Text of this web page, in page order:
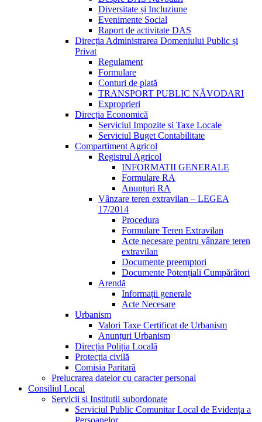
Diversitate și Incluziune
Evenimente Social
Raport de activitate DAS
Direcția Administrarea Domeniului Public și
Privat
Regulament
Formulare
Conturi de plată
TRANSPORT PUBLIC NĂVODARI
Exproprieri
Direcția Economică
Serviciul Impozite și Taxe Locale
Serviciul Buget Contabilitate
Compartiment Agricol
Registrul Agricol
INFORMATII GENERALE
Formulare RA
Anunțuri RA
Vânzare teren extravilan – LEGEA
17/2014
Procedura
Formulare Teren Extravilan
Acte necesare pentru vânzare teren
extravilan
Documente preemptori
Documente Potențiali Cumpărători
Arendă
Informații generale
Acte Necesare
Urbanism
Valori Taxe Certificat de Urbanism
Anunțuri Urbanism
Direcția Poliția Locală
Protecția civilă
Comisia Paritară
Prelucrarea datelor cu caracter personal
Consiliul Local
Servicii si Institutii subordonate
Serviciul Public Comunitar Local de Evidența a
Persoanelor